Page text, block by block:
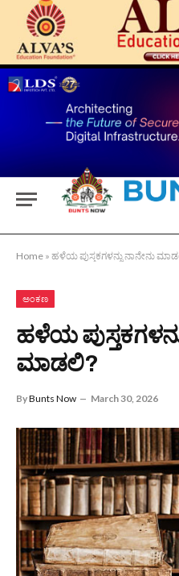
Home » ಹಳೆಯ ಪುಸ್ತಕಗಳನ್ನು ನಾನೇನು
ಅಂಕಣ
ಹಳೆಯ
ಮಾಡಲಿ?
ByBunts Now March 30, 2026